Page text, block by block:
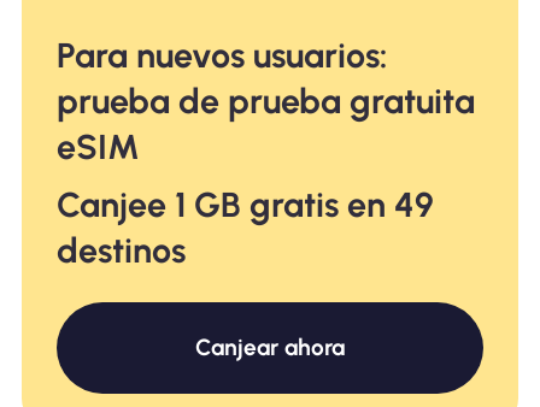
Para nuevos usuarios:
prueba de prueba gratuita
eSIM
Canjee 1 GB gratis en 49
destinos
Canjear ahora